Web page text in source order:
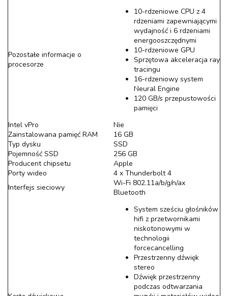
Pozostałe informacje o
procesorze
10-rdzeniowe CPU z 4
rdzeniami zapewniającymi
wydajność i 6 rdzeniami
energooszczędnymi
10-rdzeniowe GPU
Sprzętowa akceleracja ray
tracingu
16-rdzeniowy system
Neural Engine
120 GB/s przepustowości
pamięci
Intel vPro
Nie
Zainstalowana pamięć RAM
16 GB
Typ dysku
SSD
Pojemność SSD
256 GB
Producent chipsetu
Apple
Porty wideo
4 x Thunderbolt 4
Interfejs sieciowy
Wi-Fi 802.11a/b/g/n/ax
Bluetooth
System sześciu głośników
hifi z przetwornikami
niskotonowymi w
technologii
forcecancelling
Przestrzenny dźwięk
stereo
Dźwięk przestrzenny
podczas odtwarzania